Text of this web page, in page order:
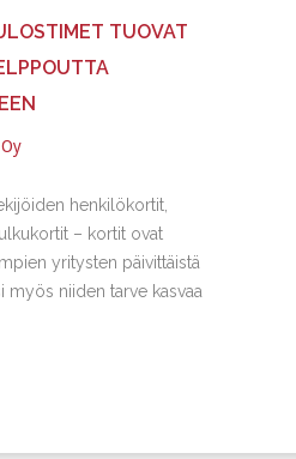
TUOVAT
henkilökortit,
– kortit ovat
yritysten päivittäistä
myös niiden tarve kasvaa